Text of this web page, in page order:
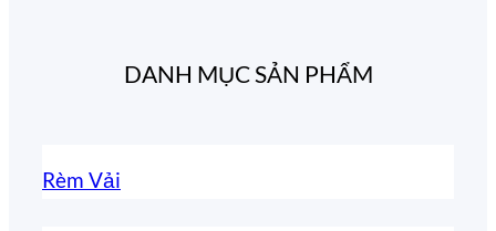
DANH MỤC SẢN PHẨM
Rèm Vải